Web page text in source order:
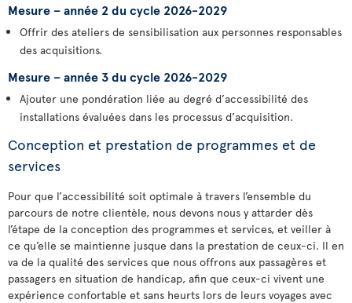
Mesure – année 2 du cycle 2026-2029
Offrir des ateliers de sensibilisation aux personnes responsables
des acquisitions.
Mesure – année 3 du cycle 2026-2029
Ajouter une pondération liée au degré d’accessibilité des
installations évaluées dans les processus d’acquisition.
Conception et prestation de programmes et de
services
Pour que l’accessibilité soit optimale à travers l’ensemble du
parcours de notre clientèle, nous devons nous y attarder dès
l’étape de la conception des programmes et services, et veiller à
ce qu’elle se maintienne jusque dans la prestation de ceux-ci. Il en
va de la qualité des services que nous offrons aux passagères et
passagers en situation de handicap, afin que ceux-ci vivent une
expérience confortable et sans heurts lors de leurs voyages avec